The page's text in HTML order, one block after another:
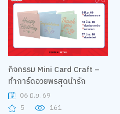
กิจกรรม Mini Card Craft –
ทำการ์ดอวยพรสุดน่ารัก
06 มิ.ย. 69
5
161